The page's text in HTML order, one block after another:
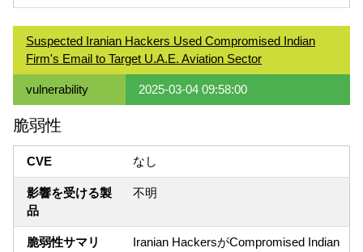
Suspected Iranian Hackers Used Compromised Indian
Firm's Email to Target U.A.E. Aviation Sector
vulnerability 2025-03-04 09:58:00
脆弱性
CVE なし
影響を受ける製
品
不明
脆弱性サマリ
Iranian HackersがCompromised Indian